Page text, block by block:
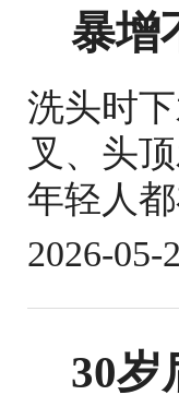
暴增
洗头时
叉、头
年轻人
2026-05-
30岁